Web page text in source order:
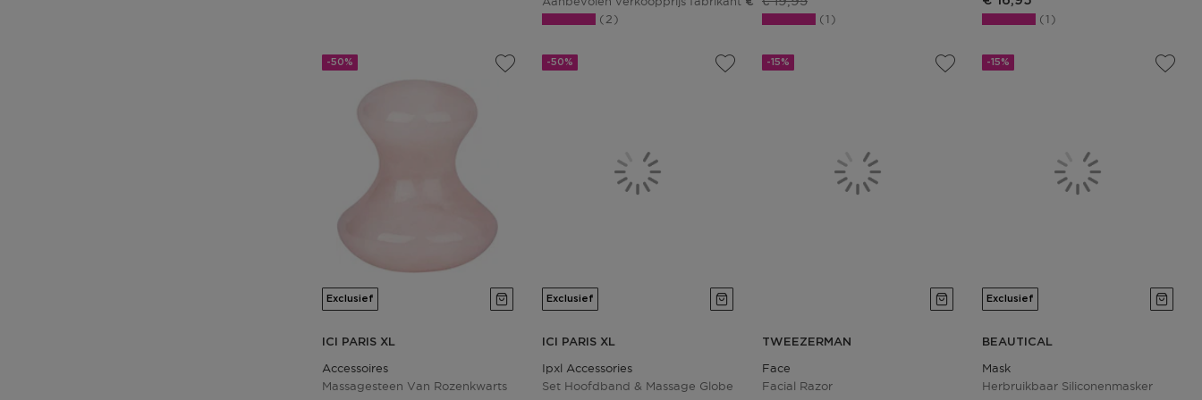
€ 19,95
2 1 1
-50%
Exclusief
ICI PARIS XL
Accessoires
Massagesteen Van Rozenkwarts
-50%
Exclusief
ICI PARIS XL
Ipxl Accessories
Set Hoofdband & Massage Globe
-15%
TWEEZERMAN
Face
Facial Razor
-15%
Exclusief
BEAUTICAL
Mask
Herbruikbaar Siliconenmasker